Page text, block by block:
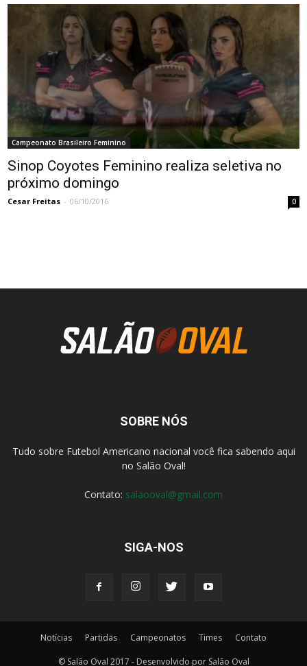
Campeonato Brasileiro Feminino
Sinop Coyotes Feminino realiza seletiva no
próximo domingo
Cesar Freitas - 06/10/2016 0
SOBRE NÓS
Tudo sobre Futebol Americano nacional você fica sabendo aqui
no Salão Oval!
Contato: salaooval@gmail.com
SIGA-NOS
Notícias Partidas Campeonatos Times Contato
© Salão Oval 2017 - Desenvolvido por Salão Oval